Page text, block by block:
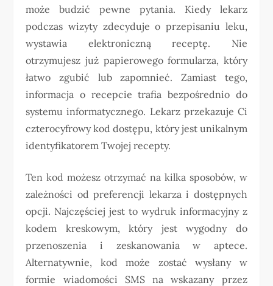
może budzić pewne pytania. Kiedy lekarz
podczas wizyty zdecyduje o przepisaniu leku,
wystawia elektroniczną receptę. Nie
otrzymujesz już papierowego formularza, który
łatwo zgubić lub zapomnieć. Zamiast tego,
informacja o recepcie trafia bezpośrednio do
systemu informatycznego. Lekarz przekazuje Ci
czterocyfrowy kod dostępu, który jest unikalnym
identyfikatorem Twojej recepty.
Ten kod możesz otrzymać na kilka sposobów, w
zależności od preferencji lekarza i dostępnych
opcji. Najczęściej jest to wydruk informacyjny z
kodem kreskowym, który jest wygodny do
przenoszenia i zeskanowania w aptece.
Alternatywnie, kod może zostać wysłany w
formie wiadomości SMS na wskazany przez